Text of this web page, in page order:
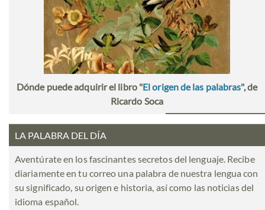
Dónde puede adquirir el libro "El origen de las palabras", de
Ricardo Soca
LA PALABRA DEL DÍA
Aventúrate en los fascinantes secretos del lenguaje. Recibe
diariamente en tu correo una palabra de nuestra lengua con
su significado, su origen e historia, así como las noticias del
idioma español.